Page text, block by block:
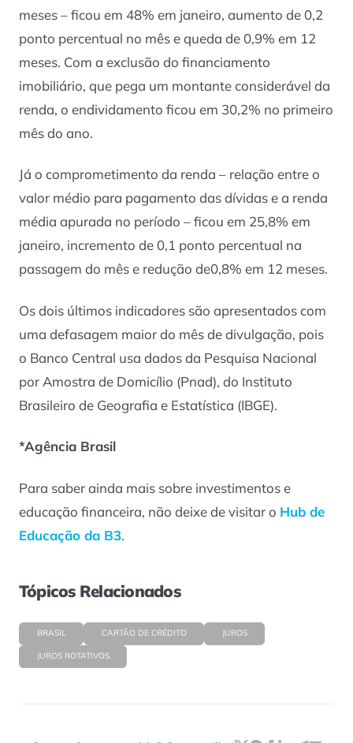
meses – ficou em 48% em janeiro, aumento de 0,2
ponto percentual no mês e queda de 0,9% em 12
meses. Com a exclusão do financiamento
imobiliário, que pega um montante considerável da
renda, o endividamento ficou em 30,2% no primeiro
mês do ano.
Já o comprometimento da renda – relação entre o
valor médio para pagamento das dívidas e a renda
média apurada no período – ficou em 25,8% em
janeiro, incremento de 0,1 ponto percentual na
passagem do mês e redução de0,8% em 12 meses.
Os dois últimos indicadores são apresentados com
uma defasagem maior do mês de divulgação, pois
o Banco Central usa dados da Pesquisa Nacional
por Amostra de Domicílio (Pnad), do Instituto
Brasileiro de Geografia e Estatística (IBGE).
*Agência Brasil
Para saber ainda mais sobre investimentos e
educação financeira, não deixe de visitar o Hub de
Educação da B3.
Tópicos Relacionados
BRASIL CARTÃO DE CRÉDITO JUROS
JUROS ROTATIVOS